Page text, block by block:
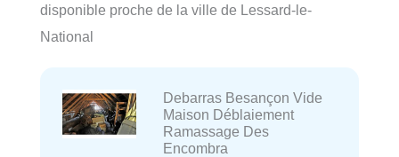
disponible proche de la ville de Lessard-le-
National
Debarras Besançon Vide
Maison Déblaiement
Ramassage Des
Encombra